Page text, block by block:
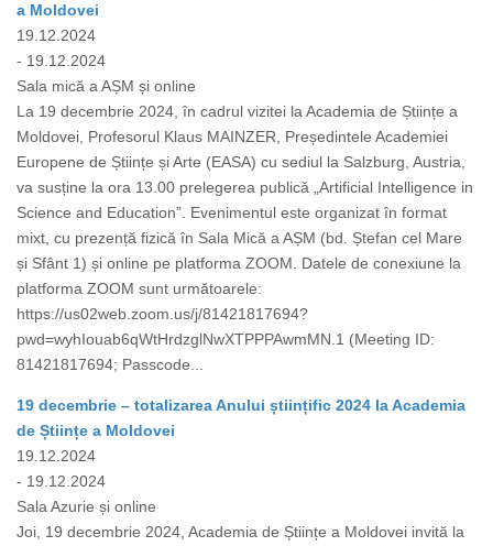
a Moldovei
19.12.2024
- 19.12.2024
Sala mică a AȘM și online
La 19 decembrie 2024, în cadrul vizitei la Academia de Științe a
Moldovei, Profesorul Klaus MAINZER, Președintele Academiei
Europene de Științe și Arte (EASA) cu sediul la Salzburg, Austria,
va susține la ora 13.00 prelegerea publică „Artificial Intelligence in
Science and Education”. Evenimentul este organizat în format
mixt, cu prezență fizică în Sala Mică a AȘM (bd. Ștefan cel Mare
și Sfânt 1) și online pe platforma ZOOM. Datele de conexiune la
platforma ZOOM sunt următoarele:
https://us02web.zoom.us/j/81421817694?
pwd=wyhIouab6qWtHrdzglNwXTPPPAwmMN.1 (Meeting ID:
81421817694; Passcode...
19 decembrie – totalizarea Anului științific 2024 la Academia
de Științe a Moldovei
19.12.2024
- 19.12.2024
Sala Azurie și online
Joi, 19 decembrie 2024, Academia de Științe a Moldovei invită la